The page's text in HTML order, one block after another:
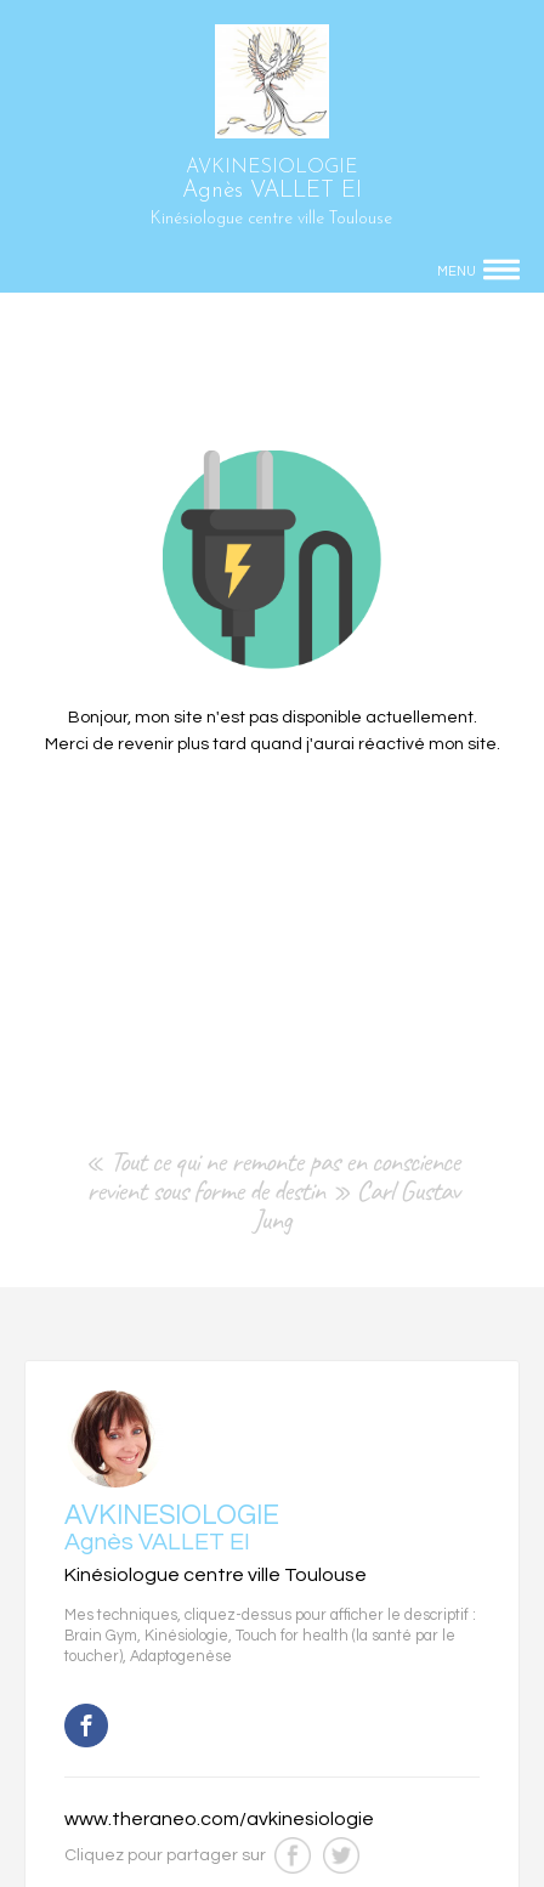
AVKINESIOLOGIE
Agnès VALLET EI
Kinésiologue centre ville Toulouse
MENU
Bonjour, mon site n'est pas disponible actuellement.
Merci de revenir plus tard quand j'aurai réactivé mon site.
« Tout ce qui ne remonte pas en conscience
revient sous forme de destin » Carl Gustav
Jung
AVKINESIOLOGIE
Agnès VALLET EI
Kinésiologue centre ville Toulouse
Mes techniques, cliquez-dessus pour afficher le descriptif :
Brain Gym, Kinésiologie,Touch for health (la santé par le
toucher),Adaptogenèse
www.theraneo.com/avkinesiologie
Cliquez pour partager sur